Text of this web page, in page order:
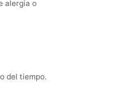
alergia o
del tiempo.